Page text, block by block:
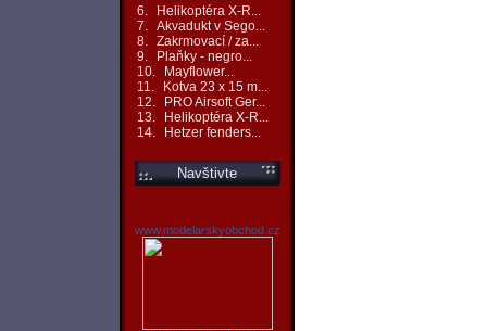
6.
Helikoptéra X-R...
7. Akvadukt v Sego...
8. Zakrmovací / za...
9.
Plaňky - negro...
10.
Mayflower...
11.
Kotva 23 x 15 m...
12.
PRO Airsoft Ger...
13.
Helikoptéra X-R...
14.
Hetzer fenders...
Navštivte
www.modelarskyobchod.cz